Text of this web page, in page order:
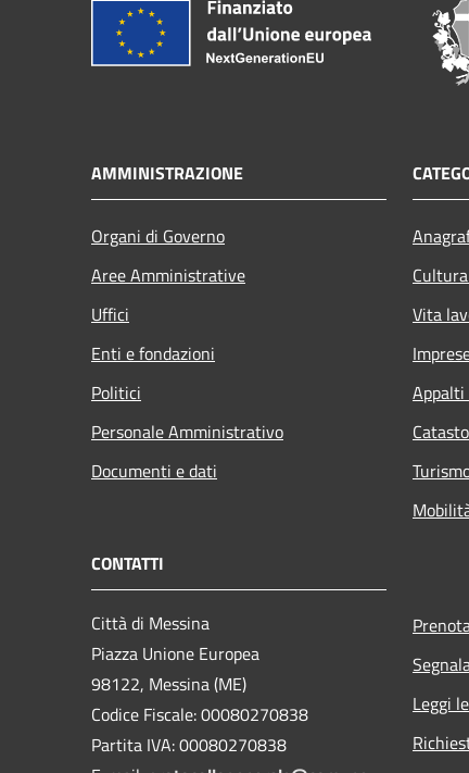
AMMINISTRAZIONE
Organi di Governo
Aree Amministrative
Uffici
Enti e fondazioni
Politici
Personale Amministrativo
Documenti e dati
Vita
Appalti
CONTATTI
Città di Messina
Piazza Unione Europea
98122, Messina (ME)
Codice Fiscale: 00080270838
Partita IVA: 00080270838
Leggi